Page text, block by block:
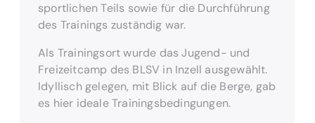
sportlichen Teils sowie für die Durchführung
des Trainings zuständig war.
Als Trainingsort wurde das Jugend- und
Freizeitcamp des BLSV in Inzell ausgewählt.
Idyllisch gelegen, mit Blick auf die Berge, gab
es hier ideale Trainingsbedingungen.